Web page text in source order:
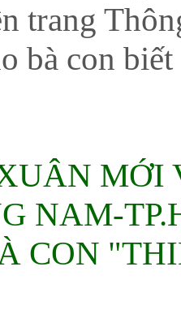
trang
bà con
MỚI
NAM-
CON